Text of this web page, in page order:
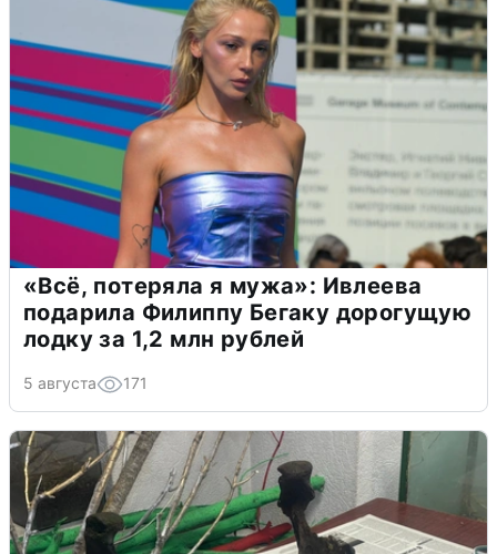
«Всё, потеряла я мужа»: Ивлеева
подарила Филиппу Бегаку дорогущую
лодку за 1,2 млн рублей
5 августа 171